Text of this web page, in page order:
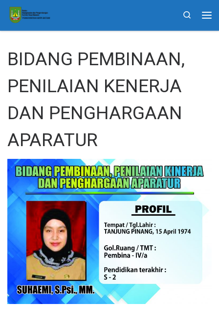
Skip to content
Search
BIDANG PEMBINAAN,
PENILAIAN KENERJA
DAN PENGHARGAAN
APARATUR